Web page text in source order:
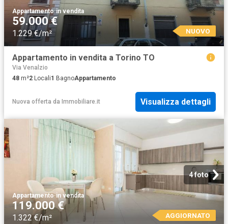
Appartamento·in vendita
59.000 €
1.229 €/m² NUOVO
Appartamento in vendita a Torino TO
Via Venalzio
48 m²2 Locali1 BagnoAppartamento
Nuova offerta da Immobiliare.it Visualizza dettagli
4 foto
Appartamento·in vendita
119.000 €
1.322 €/m² AGGIORNATO